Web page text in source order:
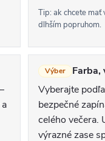
Tip: ak chcete
dlhším popruhom.
Výber
Farba,
Vyberajte
bezpečné
celého večera.
výrazné zase